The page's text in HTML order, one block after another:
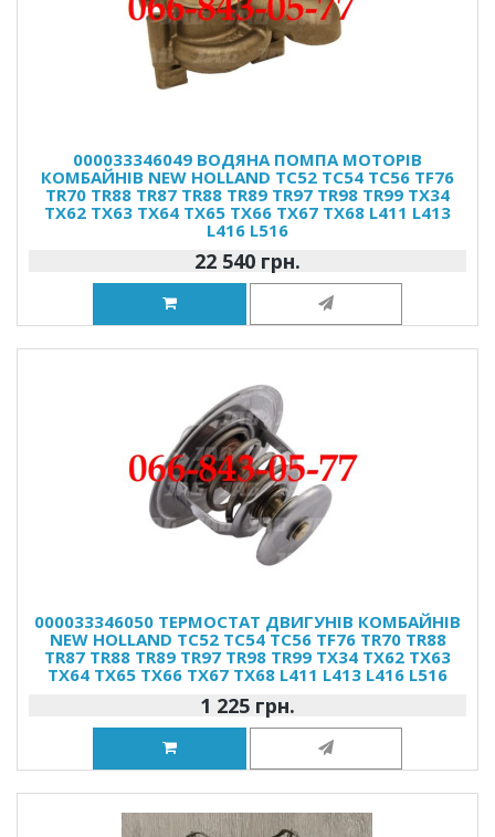
000033346049 ВОДЯНА ПОМПА МОТОРІВ
КОМБАЙНІВ NEW HOLLAND TC52 TC54 TC56 TF76
TR70 TR88 TR87 TR88 TR89 TR97 TR98 TR99 TX34
TX62 TX63 TX64 TX65 TX66 TX67 TX68 L411 L413
L416 L516
22 540 грн.
000033346050 ТЕРМОСТАТ ДВИГУНІВ КОМБАЙНІВ
NEW HOLLAND TC52 TC54 TC56 TF76 TR70 TR88
TR87 TR88 TR89 TR97 TR98 TR99 TX34 TX62 TX63
TX64 TX65 TX66 TX67 TX68 L411 L413 L416 L516
1 225 грн.